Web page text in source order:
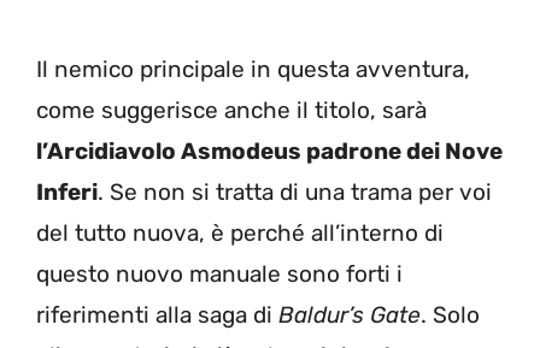
Il nemico principale in questa avventura,
come suggerisce anche il titolo, sarà
l’Arcidiavolo Asmodeus padrone dei Nove
Inferi. Se non si tratta di una trama per voi
del tutto nuova, è perché all’interno di
questo nuovo manuale sono forti i
riferimenti alla saga di Baldur’s Gate. Solo